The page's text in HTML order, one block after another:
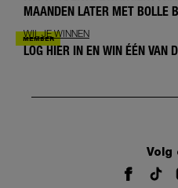
MAANDEN LATER MET BOLLE
WIL JE WINNEN
LOG HIER IN EN WIN ÉÉN VAN
Volg